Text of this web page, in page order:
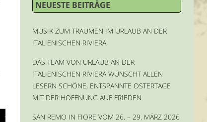
NEUESTE BEITRÄGE
MUSIK ZUM TRÄUMEN IM URLAUB AN DER
ITALIENISCHEN RIVIERA
DAS TEAM VON URLAUB AN DER
ITALIENISCHEN RIVIERA WÜNSCHT ALLEN
LESERN SCHÖNE, ENTSPANNTE OSTERTAGE
MIT DER HOFFNUNG AUF FRIEDEN
SAN REMO IN FIORE VOM 26. – 29. MÄRZ 2026